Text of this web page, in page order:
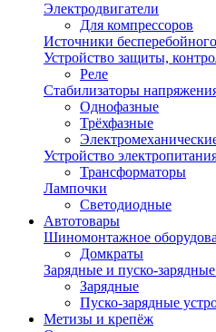
Электродвигатели
Для компрессоров
Источники
Устройство защиты,
Реле
Стабилизаторы
Однофазные
Трёхфазные
Устройство
Трансформаторы
Лампочки
Светодиодные
Автотовары
Шиномонтажное
Домкраты
Зарядные и пуско-зарядные
Зарядные
Пуско-зарядные
Метизы и крепёж